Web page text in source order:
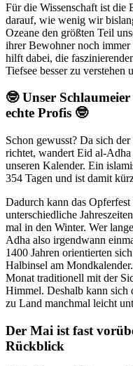
Für die Wissenschaft ist die
darauf, wie wenig wir
Ozeane den größten Teil
ihrer Bewohner noch immer
hilft dabei, die
Tiefsee besser zu
🤓 Unser
echte Profis 🤓
Schon gewusst? Da sich
richtet, wandert Eid al-
unseren Kalender. Ein
354 Tagen und ist damit
Dadurch kann das
unterschiedliche
mal in den Winter. Wer
Adha also irgendwann
1400 Jahren orientierten
Halbinsel am
Monat traditionell mit der
Himmel. Deshalb kann sich
zu Land manchmal leicht
Der Mai ist fast
Rückblick